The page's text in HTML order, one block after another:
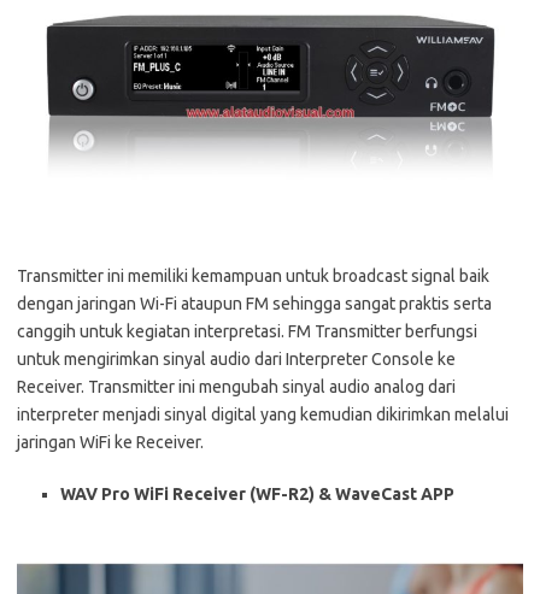
Transmitter ini memiliki kemampuan untuk broadcast signal baik
dengan jaringan Wi-Fi ataupun FM sehingga sangat praktis serta
canggih untuk kegiatan interpretasi. FM Transmitter berfungsi
untuk mengirimkan sinyal audio dari Interpreter Console ke
Receiver. Transmitter ini mengubah sinyal audio analog dari
interpreter menjadi sinyal digital yang kemudian dikirimkan melalui
jaringan WiFi ke Receiver.
WAV Pro WiFi Receiver (WF-R2) & WaveCast APP